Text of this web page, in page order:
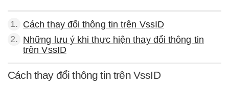
1. Cách thay đổi thông tin trên VssID
2. Những lưu ý khi thực hiện thay đổi thông tin
trên VssID
Cách thay đổi thông tin trên VssID